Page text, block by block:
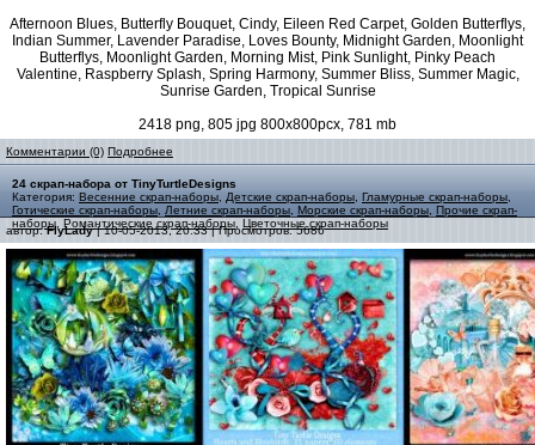
Afternoon Blues, Butterfly Bouquet, Cindy, Eileen Red Carpet, Golden Butterflys,
Indian Summer, Lavender Paradise, Loves Bounty, Midnight Garden, Moonlight
Butterflys, Moonlight Garden, Morning Mist, Pink Sunlight, Pinky Peach
Valentine, Raspberry Splash, Spring Harmony, Summer Bliss, Summer Magic,
Sunrise Garden, Tropical Sunrise
2418 png, 805 jpg 800x800pcx, 781 mb
Комментарии (0) Подробнее
24 cкрап-набора от TinyTurtleDesigns
Категория: Весенние скрап-наборы Детские скрап-наборы Гламурные скрап-наборы
Готические скрап-наборы
Летние скрап-наборы Морские скрап-наборы Прочие скрап-
наборы Романтические скрап-наборы Цветочные скрап-наборы
автор:FlyLady| 10-05-2013, 20:33 | Просмотров: 5686